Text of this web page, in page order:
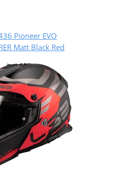
Pioneer EVO
Matt Black Red